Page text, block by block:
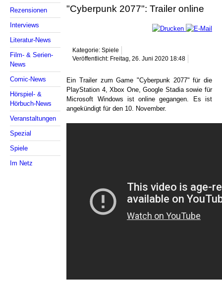
Rezensionen
Interviews
Literatur-News
Film- & Serien-
News
Comic-News
Hörspiel- &
Hörbuch-News
Veranstaltungen
Spezial
Spiele
Im Netz
"Cyberpunk 2077": Trailer online
Kategorie: Spiele
Veröffentlicht: Freitag, 26. Juni 2020 18:48
Ein Trailer zum Game "Cyberpunk 2077" für die
PlayStation 4, Xbox One, Google Stadia sowie für
Microsoft Windows ist online gegangen. Es ist
angekündigt für den 10. November.